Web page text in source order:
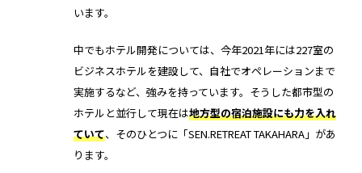
います。
中でもホテル開発については、今年2021年には227室の
ビジネスホテルを建設して、自社でオペレーションまで
実施するなど、強みを持っています。そうした都市型の
ホテルと並行して現在は地方型の宿泊施設にも力を入れ
ていて、そのひとつに「SEN.RETREAT TAKAHARA」があ
ります。
機能
機能トップ
ユニバーサルアクセスキー＆かぎ
システム連携
システム連携トップ
製品情報